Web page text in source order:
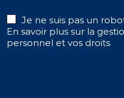
Je ne suis pas un
En savoir plus sur la
personnel et vos droits